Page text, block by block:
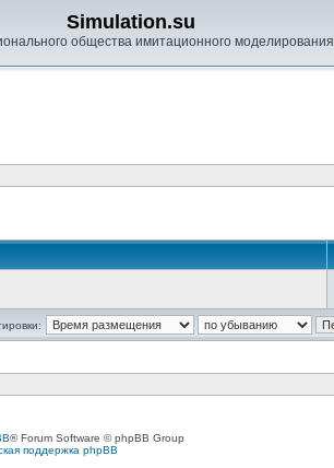
Simulation.su
общества имитационного моделирования
® Forum Software © phpBB Group
поддержка phpBB